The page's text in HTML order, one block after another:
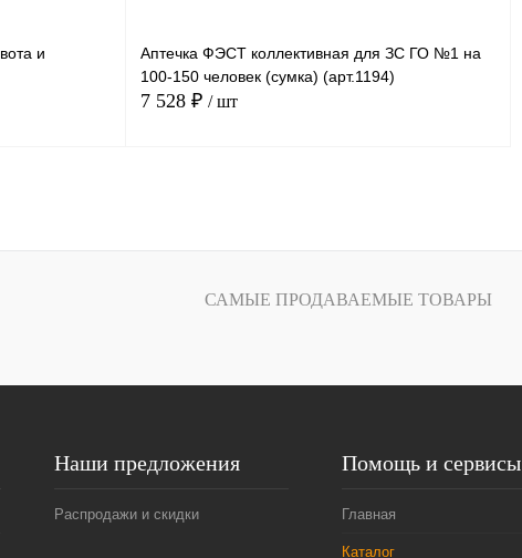
и
Сравнение
Аптечка ФЭСТ коллективная для ЗС ГО №1 на
100-150 человек (сумка) (арт.1194)
7 528 ₽ / шт
Купить в
Сравнение
В избранное Под заказ
САМЫЕ ПРОДАВАЕМЫЕ ТОВАРЫ
Наши предложения
Распродажи и скидки
Помощь и сервисы
Главная
Каталог